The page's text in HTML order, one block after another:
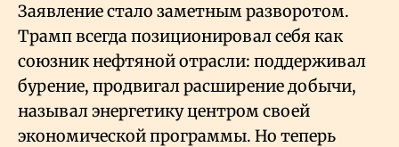
Заявление стало заметным разворотом.
Трамп всегда позиционировал себя как
союзник нефтяной отрасли: поддерживал
бурение, продвигал расширение добычи,
называл энергетику центром своей
экономической программы. Но теперь